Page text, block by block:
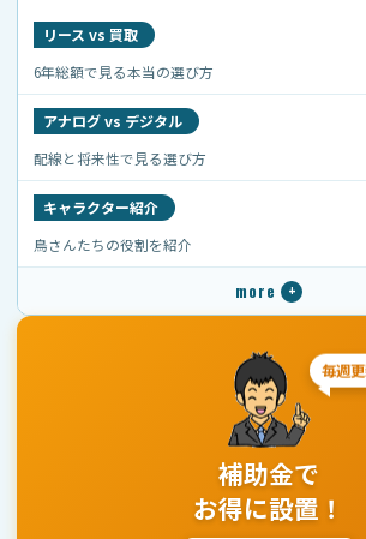
協力会社、機器メーカー、保守業者、
ステム管理会社、サーバー管理会社等
に個人情報を取り扱わせる場合があり
合、当センターは、委託先に対して必
監督を行い、個人情報の安全管理が図
めます。
7. 個人情報の安全管理
当センターは、個人情報の漏えい、滅
かつ適切な安全管理措置を講じます。
個人情報の取扱範囲の限定
従業者および関係者への教育・管理
アクセス権限の管理
ウイルス対策、不正アクセス対策
リース vs 買取
6年総額で見る本当の選び方
アナログ vs デジタル
配線と将来性で見る選び方
キャラクター紹介
鳥さんたちの役割を紹介
毎週更
補助金で
お得に設置！